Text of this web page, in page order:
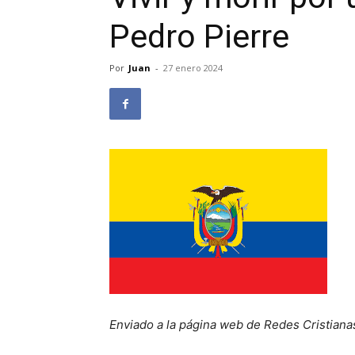
Pedro Pierre
Por Juan - 27 enero 2024
Enviado a la página web de Redes